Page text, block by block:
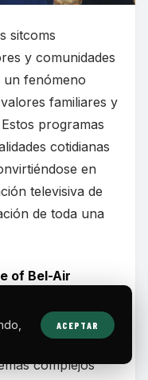
sitcoms
y comunidades
un fenómeno
familiares y
programas
cotidianas
en
televisiva de
de toda una
of Bel-Air
se muda con
Air. Más allá del
complejos
ACEPTAR